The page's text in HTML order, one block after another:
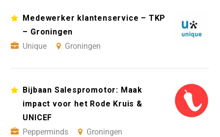
Medewerker klantenservice – TKP
– Groningen
Unique
Groningen
Bijbaan Salespromotor: Maak
impact voor het Rode Kruis &
UNICEF
Pepperminds
Groningen